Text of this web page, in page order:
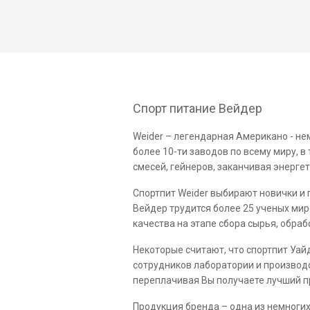
Спорт питание Вейдер
Weider – легендарная Американо -
более 10-ти заводов по всему миру,
смесей, гейнеров, заканчивая
Спортпит Weider выбирают новички и
Вейдер трудится более 25 ученых
качества на этапе сбора сырья,
Некоторые считают, что спортпит
сотрудников лаборатории и
переплачивая Вы получаете лучший
Продукция бренда – одна из